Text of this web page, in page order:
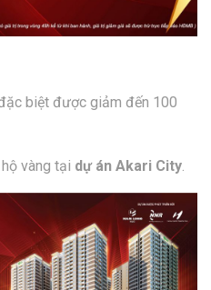
biệt được giảm đến 100
vàng tại dự án Akari City